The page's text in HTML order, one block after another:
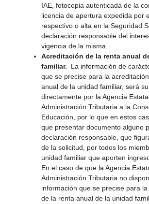
IAE, fotocopia autenticada de la
licencia de apertura expedida por
respectivo o alta en la Seguridad
declaración responsable del
vigencia de la misma.
Acreditación de la renta anual
familiar. La información de
que se precise para la
anual de la unidad familiar, será
directamente por la Agencia
Administración Tributaria a la
Educación, por lo que en estos
que presentar documento alguno
declaración responsable, que
de la solicitud, por todos los
unidad familiar que aporten
En el caso de que la Agencia
Administración Tributaria no
información que se precise para
de la renta anual de la unidad